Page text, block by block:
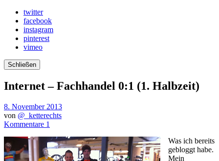
twitter
facebook
instagram
pinterest
vimeo
Schließen
Internet – Fachhandel 0:1 (1. Halbzeit)
8. November 2013
von @_ketterechts
Kommentare 1
Was ich bereits
gebloggt habe.
Mein